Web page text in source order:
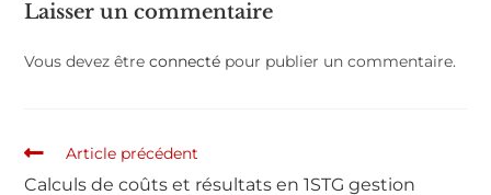
Laisser un commentaire
Vous devez êtreconnecté pour publier un commentaire.
Article précédent
Calculs de coûts et résultats en 1STG gestion